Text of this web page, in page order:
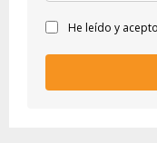
He leído y